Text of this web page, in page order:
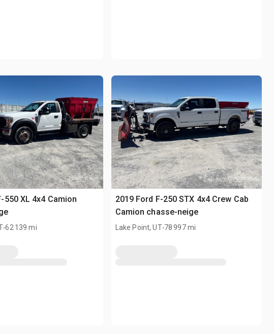
550 XL 4x4 Camion
.62 139 mi
2019 Ford F-250 STX 4x4 Crew Cab
Camion chasse-neige
Lake Point, UT.78 997 mi